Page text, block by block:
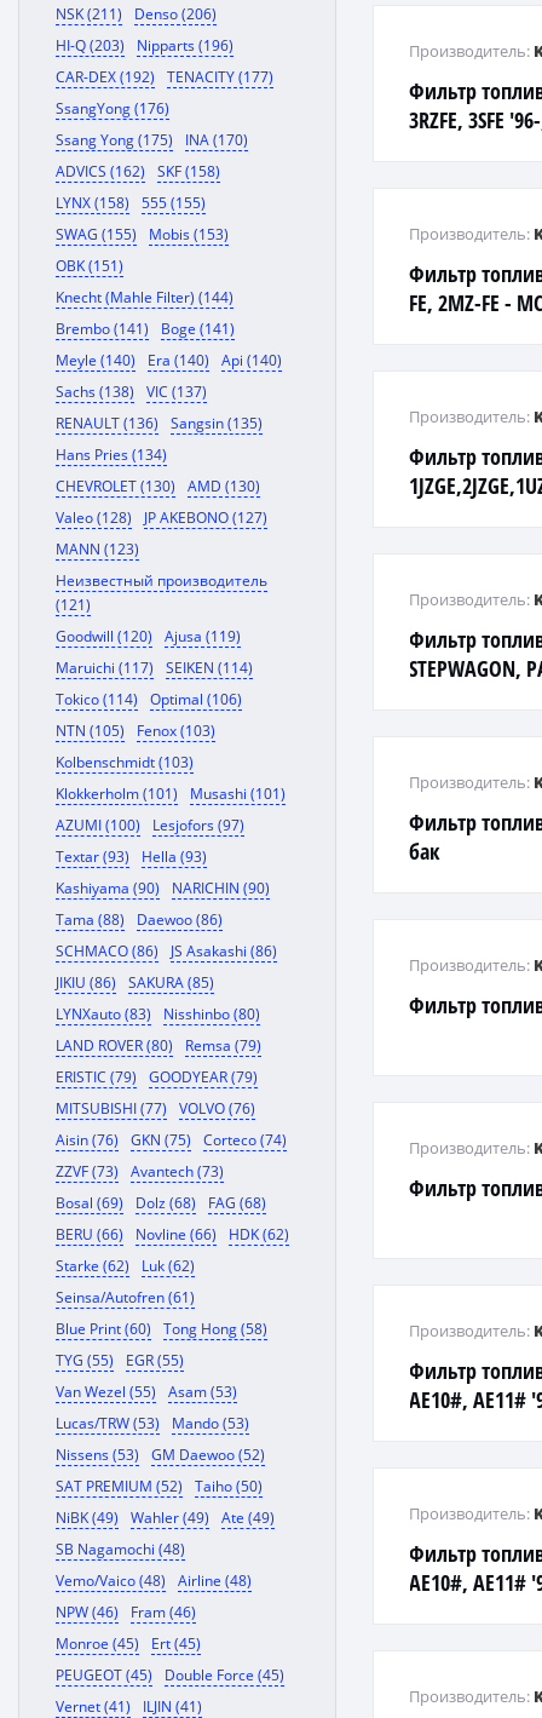
NSK (211)
Denso (206)
HI-Q (203)
Nipparts (196)
CAR-DEX (192)
TENACITY (177)
SsangYong (176)
Ssang Yong (175)
INA (170)
ADVICS (162)
SKF (158)
LYNX (158)
555 (155)
SWAG (155)
Mobis (153)
OBK (151)
Knecht (Mahle Filter) (144)
Brembo (141)
Boge (141)
Meyle (140)
Era (140)
Api (140)
Sachs (138)
VIC (137)
RENAULT (136)
Sangsin (135)
Hans Pries (134)
CHEVROLET (130)
AMD (130)
Valeo (128)
JP AKEBONO (127)
MANN (123)
Неизвестный производитель
(121)
Goodwill (120)
Ajusa (119)
Maruichi (117)
SEIKEN (114)
Tokico (114)
Optimal (106)
NTN (105)
Fenox (103)
Kolbenschmidt (103)
Klokkerholm (101)
Musashi (101)
AZUMI (100)
Lesjofors (97)
Textar (93)
Hella (93)
Kashiyama (90)
NARICHIN (90)
Tama (88)
Daewoo (86)
SCHMACO (86)
JS Asakashi (86)
JIKIU (86)
SAKURA (85)
LYNXauto (83)
Nisshinbo (80)
LAND ROVER (80)
Remsa (79)
ERISTIC (79)
GOODYEAR (79)
MITSUBISHI (77)
VOLVO (76)
Aisin (76)
GKN (75)
Corteco (74)
ZZVF (73)
Avantech (73)
Bosal (69)
Dolz (68)
FAG (68)
BERU (66)
Novline (66)
HDK (62)
Starke (62)
Luk (62)
Seinsa/Autofren (61)
Blue Print (60)
Tong Hong (58)
TYG (55)
EGR (55)
Van Wezel (55)
Asam (53)
Lucas/TRW (53)
Mando (53)
Nissens (53)
GM Daewoo (52)
SAT PREMIUM (52)
Taiho (50)
NiBK (49)
Wahler (49)
Ate (49)
SB Nagamochi (48)
Vemo/Vaico (48)
Airline (48)
NPW (46)
Fram (46)
Monroe (45)
Ert (45)
PEUGEOT (45)
Double Force (45)
Vernet (41)
ILJIN (41)
Фильтр
3RZFE, 3SFE
Производитель:
Фильтр
FE, 2MZ-FE -
Производитель:
Фильтр
Производитель:
Фильтр
STEPWAGON,
Производитель:
Фильтр
бак
Производитель:
Фильтр
Производитель:
Фильтр
Производитель:
Фильтр
AE10#, AE11#
Производитель:
Фильтр
AE10#, AE11#
Производитель:
Производитель: